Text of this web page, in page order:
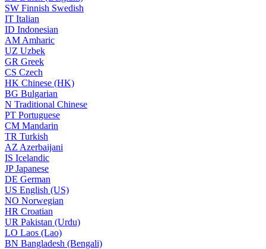
SW Finnish Swedish
IT Italian
ID Indonesian
AM Amharic
UZ Uzbek
GR Greek
CS Czech
HK Chinese (HK)
BG Bulgarian
N Traditional Chinese
PT Portuguese
CM Mandarin
TR Turkish
AZ Azerbaijani
IS Icelandic
JPJapanese
DE German
US English (US)
NO Norwegian
HR Croatian
UR Pakistan (Urdu)
LO Laos (Lao)
BN Bangladesh (Bengali)